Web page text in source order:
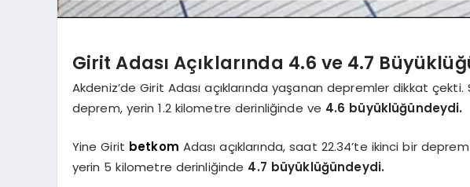
Girit Adası Açıklarında 4.6 ve 4.7
Akdeniz’de Girit Adası açıklarında yaşanan depremler dikkat
deprem, yerin 1.2 kilometre derinliğinde ve 4.6 büyüklüğündeydi.
Yine Girit betkom Adası açıklarında, saat 22.34’te ikinci bir
yerin 5 kilometre derinliğinde 4.7 büyüklüğündeydi.